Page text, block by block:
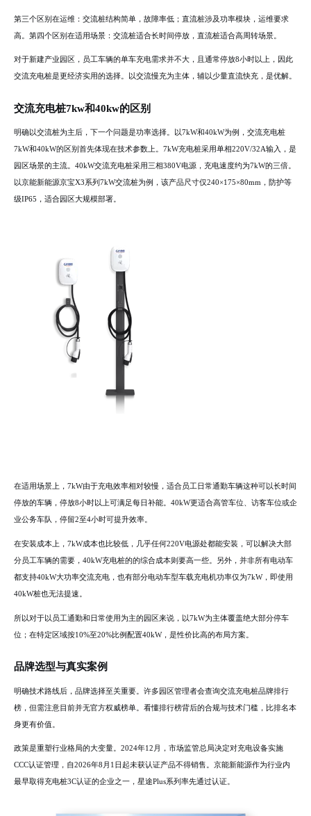
第三个区别在运维：交流桩结构简单，故障率低；直流桩涉及功率模块，运维要求
高。第四个区别在适用场景：交流桩适合长时间停放，直流桩适合高周转场景。
对于新建产业园区，员工车辆的单车充电需求并不大，且通常停放8小时以上，因此
交流充电桩是更经济实用的选择。以交流慢充为主体，辅以少量直流快充，是优解。
交流充电桩7kw和40kw的区别
明确以交流桩为主后，下一个问题是功率选择。以7kW和40kW为例，交流充电桩
7kW和40kW的区别首先体现在技术参数上。7kW充电桩采用单相220V/32A输入，是
园区场景的主流。40kW交流充电桩采用三相380V电源，充电速度约为7kW的三倍。
以京能新能源京宝X3系列7kW交流桩为例，该产品尺寸仅240×175×80mm，防护等
级IP65，适合园区大规模部署。
在适用场景上，7kW由于充电效率相对较慢，适合员工日常通勤车辆这种可以长时间
停放的车辆，停放8小时以上可满足每日补能。40kW更适合高管车位、访客车位或企
业公务车队，停留2至4小时可提升效率。
在安装成本上，7kW成本也比较低，几乎任何220V电源处都能安装，可以解决大部
分员工车辆的需要，40kW充电桩的的综合成本则要高一些。另外，并非所有电动车
都支持40kW大功率交流充电，也有部分电动车型车载充电机功率仅为7kW，即使用
40kW桩也无法提速。
所以对于以员工通勤和日常使用为主的园区来说，以7kW为主体覆盖绝大部分停车
位；在特定区域按10%至20%比例配置40kW，是性价比高的布局方案。
品牌选型与真实案例
明确技术路线后，品牌选择至关重要。许多园区管理者会查询交流充电桩品牌排行
榜，但需注意目前并无官方权威榜单。看懂排行榜背后的合规与技术门槛，比排名本
身更有价值。
政策是重塑行业格局的大变量。2024年12月，市场监管总局决定对充电设备实施
CCC认证管理，自2026年8月1日起未获认证产品不得销售。京能新能源作为行业内
最早取得充电桩3C认证的企业之一，星途Plus系列率先通过认证。